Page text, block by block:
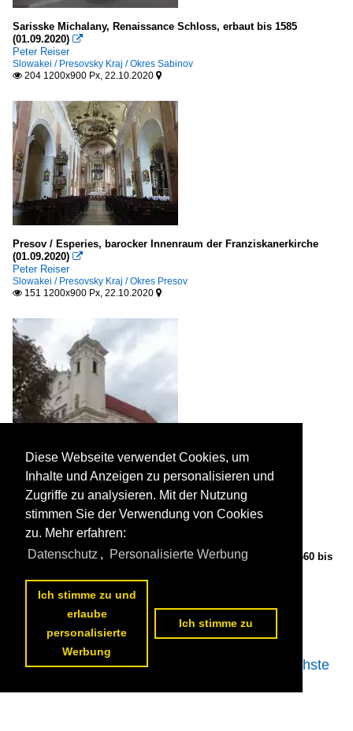
Sarisske Michalany, Renaissance Schloss, erbaut bis 1585
(01.09.2020) 
Peter Reiser
Slowakei / Presovsky Kraj / Okres Sabinov
 204 1200x900 Px, 22.10.2020 
Presov / Esperies, barocker Innenraum der Franziskanerkirche
(01.09.2020) 
Peter Reiser
Slowakei / Presovsky Kraj / Okres Presov
 151 1200x900 Px, 22.10.2020 
Presov / Esperies, Franziskanerklosterkirche, erbaut von 1660 bis
Peter Reiser
Slowakei / Presovsky Kraj / Okres Presov
<< vorherige Seite1
nächste
Diese Webseite verwendet Cookies, um
Inhalte und Anzeigen zu personalisieren und
Zugriffe zu analysieren. Mit der Nutzung
stimmen Sie der Verwendung von Cookies
zu. Mehr erfahren:
Datenschutz , Personalisierte Werbung
Ich stimme zu und
erlaube
personalisierte
Werbung
Ich stimme zu